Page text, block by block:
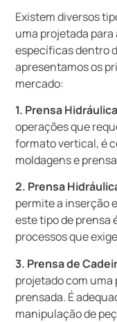
Existem diversos
uma projetada
específicas dentro
apresentamos os
mercado:
1. Prensa
operações que
formato vertical, é
moldagens e
2. Prensa
permite a inserção
este tipo de prensa
processos que
3. Prensa de
projetado com uma
prensada. É
manipulação de